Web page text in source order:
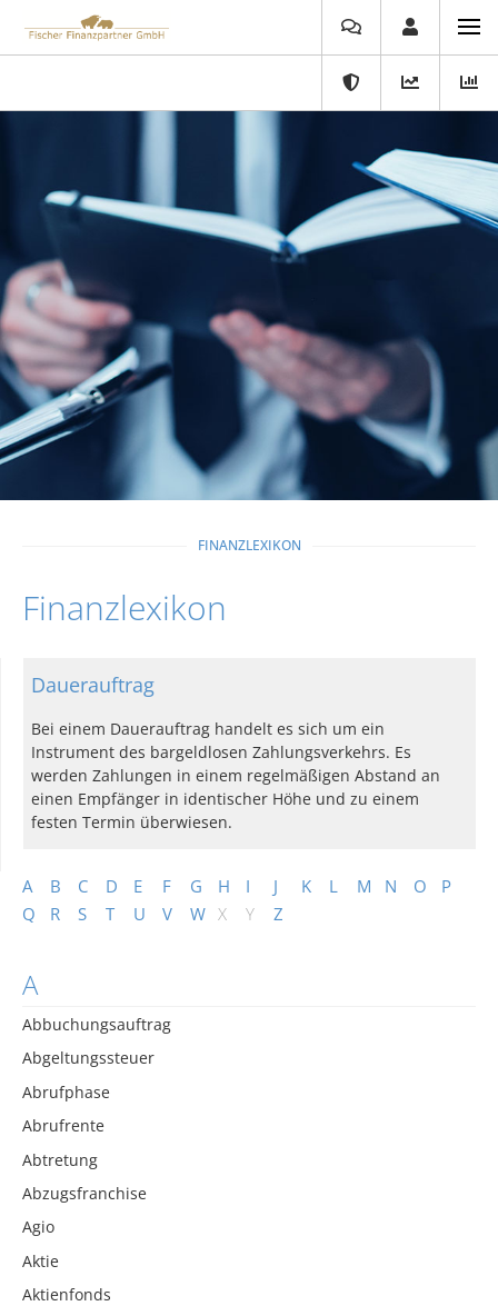
FINANZLEXIKON
Finanzlexikon
A B C D E F G H I J K L M N O
P
Q
R S T U V W X Y Z
A
Abbuchungsauftrag
Abgeltungssteuer
Abrufphase
Abrufrente
Abtretung
Abzugsfranchise
Agio
Aktie
Aktienfonds
Dauerauftrag
Bei einem Dauerauftrag handelt es sich um ein
Instrument des bargeldlosen Zahlungsverkehrs. Es
werden Zahlungen in einem regelmäßigen Abstand an
einen Empfänger in identischer Höhe und zu einem
festen Termin überwiesen.